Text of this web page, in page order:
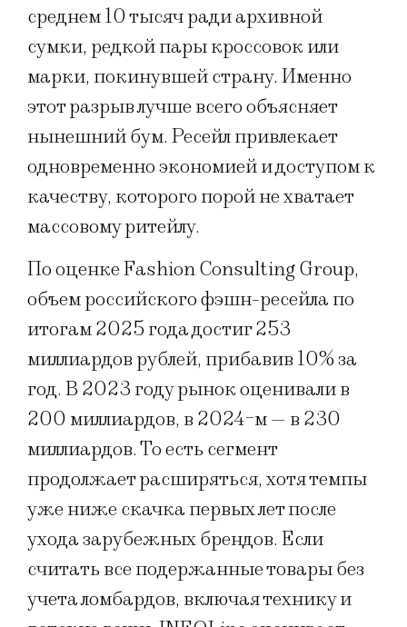
среднем 10 тысяч ради архивной
сумки, редкой пары кроссовок или
марки, покинувшей страну. Именно
этот разрыв лучше всего объясняет
нынешний бум. Ресейл привлекает
одновременно экономией и доступом к
качеству, которого порой не хватает
массовому ритейлу.
По оценке Fashion Consulting Group,
объем российского фэшн-ресейла по
итогам 2025 года достиг 253
миллиардов рублей, прибавив 10% за
год. В 2023 году рынок оценивали в
200 миллиардов, в 2024-м — в 230
миллиардов. То есть сегмент
продолжает расширяться, хотя темпы
уже ниже скачка первых лет после
ухода зарубежных брендов. Если
считать все подержанные товары без
учета ломбардов, включая технику и